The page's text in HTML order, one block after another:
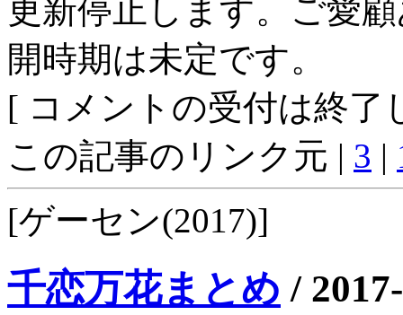
更新停止します。ご愛
開時期は未定です。
[ コメントの受付は終了
この記事のリンク元 | 3 |
[ゲーセン(2017)]
千恋万花まとめ /